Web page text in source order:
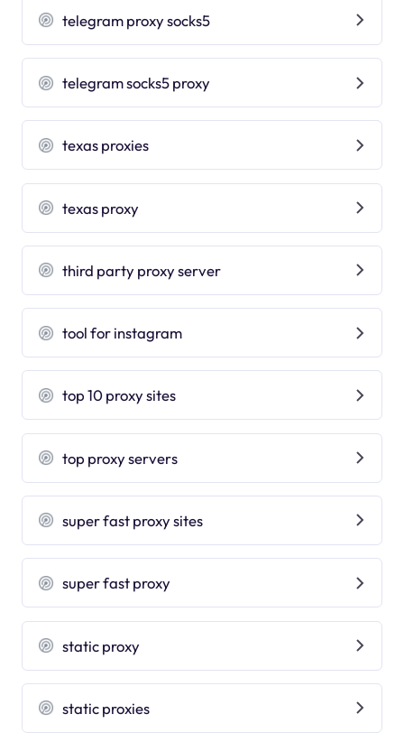
telegram proxy socks5
telegram socks5 proxy
texas proxies
texas proxy
third party proxy server
tool for instagram
top 10 proxy sites
top proxy servers
super fast proxy sites
super fast proxy
static proxy
static proxies